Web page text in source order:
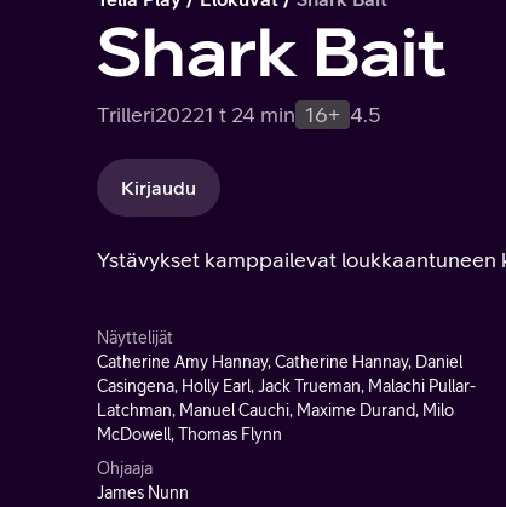
Shark Bait
Trilleri20221 t 24 min 16+ 4.5
Kirjaudu
Ystävykset kamppailevat
Näyttelijät
Catherine Amy Hannay, Catherine Hannay, Daniel
Casingena, Holly Earl, Jack Trueman, Malachi Pullar-
Latchman, Manuel Cauchi, Maxime Durand, Milo
McDowell, Thomas Flynn
Ohjaaja
James Nunn